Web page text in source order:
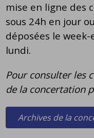
mise en ligne des
sous 24h en jour
déposées le
lundi.
Pour consulter les
de la concertation
Archives de la